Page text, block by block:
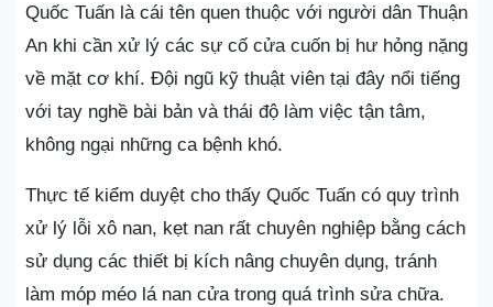
Quốc Tuấn là cái tên quen thuộc với người dân Thuận
An khi cần xử lý các sự cố cửa cuốn bị hư hỏng nặng
về mặt cơ khí. Đội ngũ kỹ thuật viên tại đây nổi tiếng
với tay nghề bài bản và thái độ làm việc tận tâm,
không ngại những ca bệnh khó.
Thực tế kiểm duyệt cho thấy Quốc Tuấn có quy trình
xử lý lỗi xô nan, kẹt nan rất chuyên nghiệp bằng cách
sử dụng các thiết bị kích nâng chuyên dụng, tránh
làm móp méo lá nan cửa trong quá trình sửa chữa.